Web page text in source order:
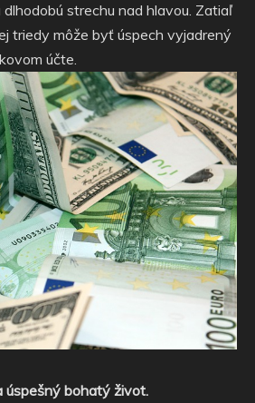
strechu nad hlavou. Zatiaľ
triedy môže byť úspech vyjadrený
účte.
úspešný bohatý život.